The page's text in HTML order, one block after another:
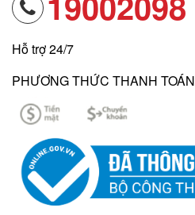
Hỗ trợ 24/7
PHƯƠNG THỨC THANH TOÁN